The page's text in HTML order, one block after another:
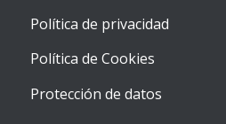
Política de privacidad
Política de Cookies
Protección de datos